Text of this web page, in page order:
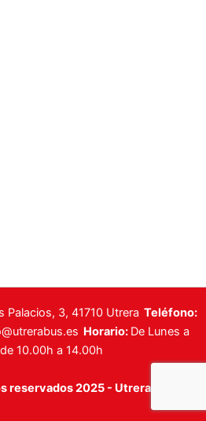
Palacios, 3, 41710 Utrera Teléfono:
Horario: De Lunes a
10.00h a 14.00h
reservados 2025 - Utrera Bus